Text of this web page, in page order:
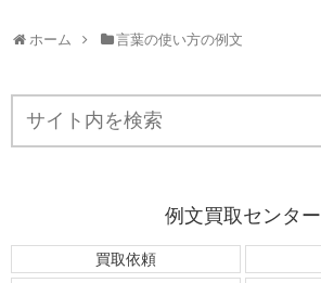
ホーム 言葉の使い方の例文
例文買取センター
買取依頼